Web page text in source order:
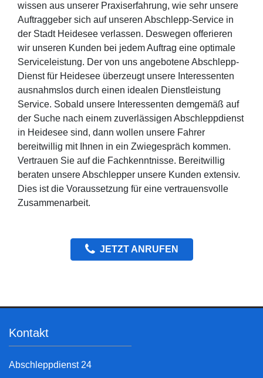
wissen aus unserer Praxiserfahrung, wie sehr unsere
Auftraggeber sich auf unseren Abschlepp-Service in
der Stadt Heidesee verlassen. Deswegen offerieren
wir unseren Kunden bei jedem Auftrag eine optimale
Serviceleistung. Der von uns angebotene Abschlepp-
Dienst für Heidesee überzeugt unsere Interessenten
ausnahmslos durch einen idealen Dienstleistung
Service. Sobald unsere Interessenten demgemäß auf
der Suche nach einem zuverlässigen Abschleppdienst
in Heidesee sind, dann wollen unsere Fahrer
bereitwillig mit Ihnen in ein Zwiegespräch kommen.
Vertrauen Sie auf die Fachkenntnisse. Bereitwillig
beraten unsere Abschlepper unsere Kunden extensiv.
Dies ist die Voraussetzung für eine vertrauensvolle
Zusammenarbeit.
JETZT ANRUFEN
Kontakt
Abschleppdienst 24